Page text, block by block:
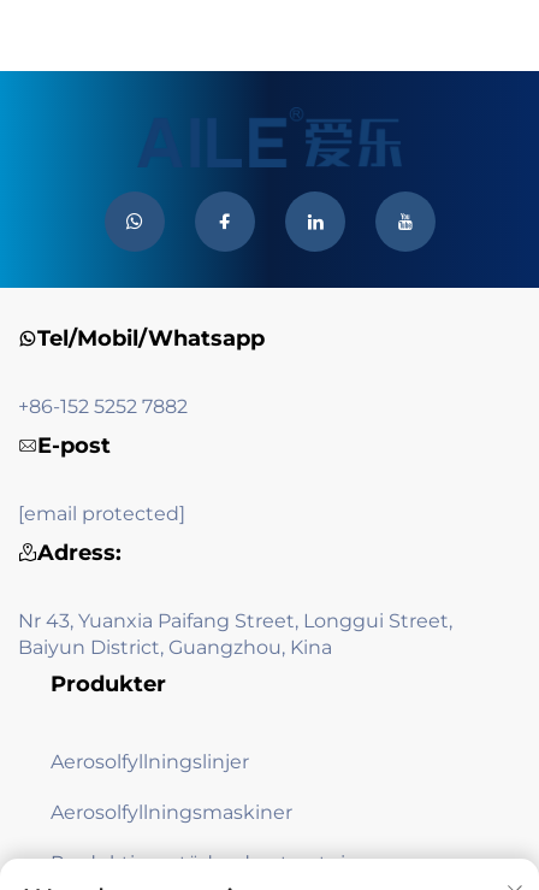
Tel/Mobil/Whatsapp
+86-152 5252 7882
E-post
[email protected]
Adress:
Nr 43, Yuanxia Paifang Street, Longgui Street,
Baiyun District, Guangzhou, Kina
Produkter
Aerosolfyllningslinjer
Aerosolfyllningsmaskiner
Produktionsstödande utrustning